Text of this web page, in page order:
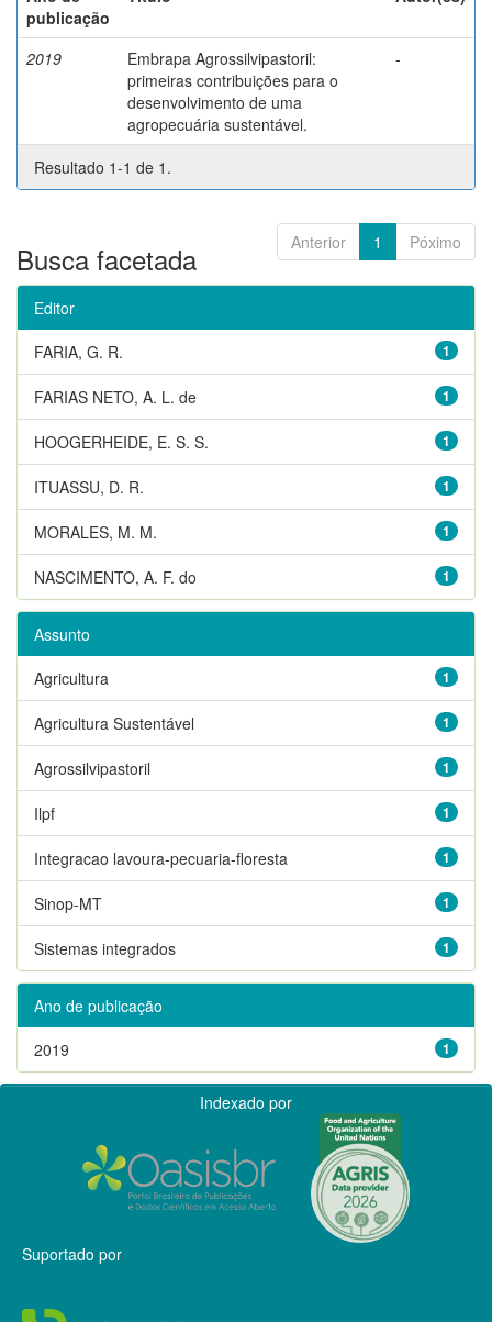
publicação
2019
Embrapa Agrossilvipastoril:
primeiras contribuições para o
desenvolvimento de uma
agropecuária sustentável.
-
Resultado 1-1 de 1.
Anterior 1 Póximo
Busca facetada
Editor
1
FARIA, G. R.
1
FARIAS NETO, A. L. de
1
HOOGERHEIDE, E. S. S.
1
ITUASSU, D. R.
1
MORALES, M. M.
1
NASCIMENTO, A. F. do
Assunto
1
Agricultura
1
Agricultura Sustentável
1
Agrossilvipastoril
1
Ilpf
1
Integracao lavoura-pecuaria-floresta
1
Sinop-MT
1
Sistemas integrados
Ano de publicação
1
2019
Indexado por
Suportado por